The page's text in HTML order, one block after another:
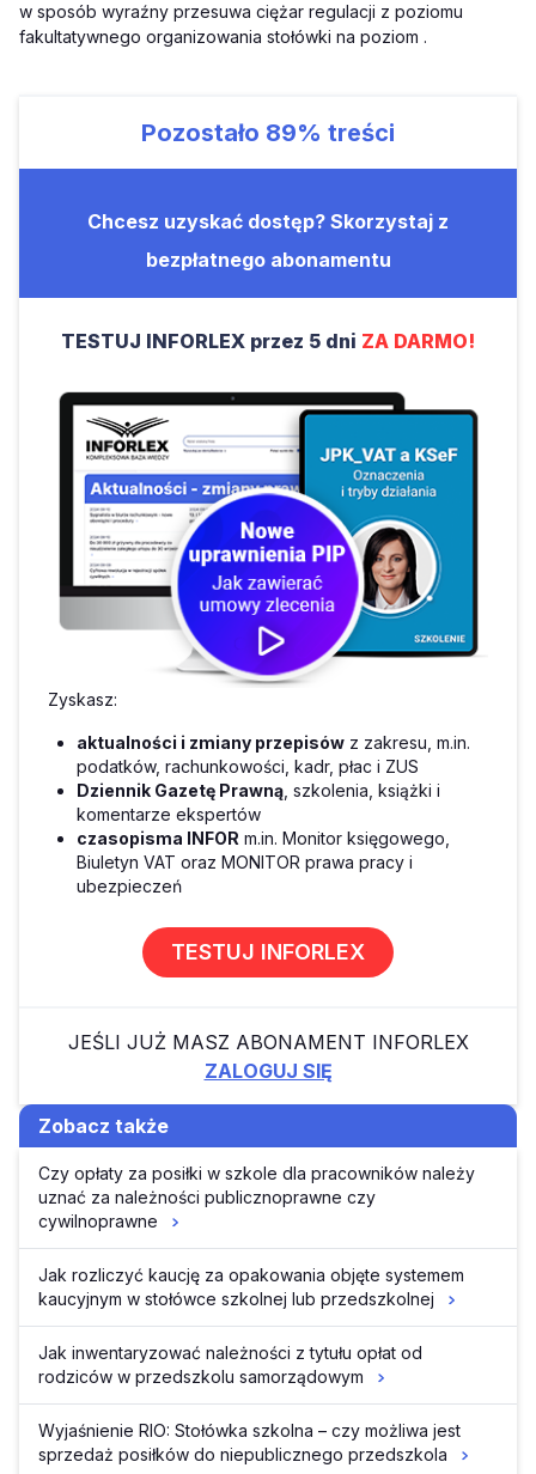
w sposób wyraźny przesuwa ciężar regulacji z poziomu
fakultatywnego organizowania stołówki na poziom .
Pozostało 89% treści
Chcesz uzyskać dostęp? Skorzystaj z
bezpłatnego abonamentu
TESTUJ INFORLEX przez 5 dni ZA DARMO!
Zyskasz:
aktualności i zmiany przepisów z zakresu, m.in.
podatków, rachunkowości, kadr, płac i ZUS
Dziennik Gazetę Prawną , szkolenia, książki i
komentarze ekspertów
czasopisma INFOR m.in. Monitor księgowego,
Biuletyn VAT oraz MONITOR prawa pracy i
ubezpieczeń
TESTUJ INFORLEX
JEŚLI JUŻ MASZ ABONAMENT INFORLEX
ZALOGUJ SIĘ
Zobacz także
Czy opłaty za posiłki w szkole dla pracowników należy
uznać za należności publicznoprawne czy
cywilnoprawne
Jak rozliczyć kaucję za opakowania objęte systemem
kaucyjnym w stołówce szkolnej lub przedszkolnej
Jak inwentaryzować należności z tytułu opłat od
rodziców w przedszkolu samorządowym
Wyjaśnienie RIO: Stołówka szkolna – czy możliwa jest
sprzedaż posiłków do niepublicznego przedszkola